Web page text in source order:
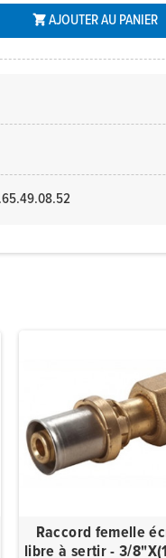
AJOUTER AU PANIER
Raccord femelle
libre à sertir - 3/